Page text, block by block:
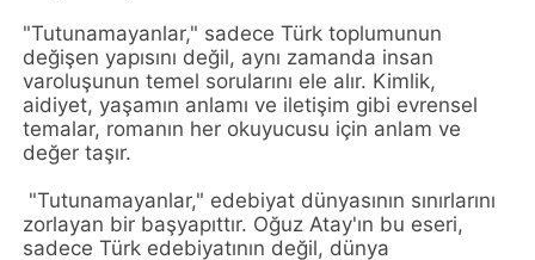
"Tutunamayanlar," sadece Türk toplumunun
değişen yapısını değil, aynı zamanda insan
varoluşunun temel sorularını ele alır. Kimlik,
aidiyet, yaşamın anlamı ve iletişim gibi evrensel
temalar, romanın her okuyucusu için anlam ve
değer taşır.
"Tutunamayanlar," edebiyat dünyasının sınırlarını
zorlayan bir başyapıttır. Oğuz Atay'ın bu eseri,
sadece Türk edebiyatının değil, dünya